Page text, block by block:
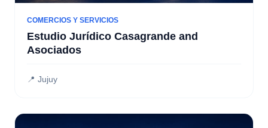
COMERCIOS Y SERVICIOS
Estudio Jurídico Casagrande and
Asociados
📍 Jujuy